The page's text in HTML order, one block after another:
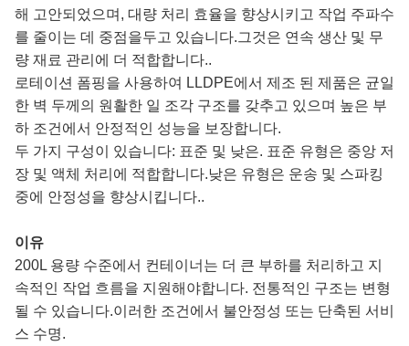
해 고안되었으며, 대량 처리 효율을 향상시키고 작업 주파수
를 줄이는 데 중점을두고 있습니다.그것은 연속 생산 및 무
량 재료 관리에 더 적합합니다..
로테이션 폼핑을 사용하여 LLDPE에서 제조 된 제품은 균일
한 벽 두께의 원활한 일 조각 구조를 갖추고 있으며 높은 부
하 조건에서 안정적인 성능을 보장합니다.
두 가지 구성이 있습니다: 표준 및 낮은. 표준 유형은 중앙 저
장 및 액체 처리에 적합합니다.낮은 유형은 운송 및 스파킹
중에 안정성을 향상시킵니다..
이유
200L 용량 수준에서 컨테이너는 더 큰 부하를 처리하고 지
속적인 작업 흐름을 지원해야합니다. 전통적인 구조는 변형
될 수 있습니다.이러한 조건에서 불안정성 또는 단축된 서비
스 수명.